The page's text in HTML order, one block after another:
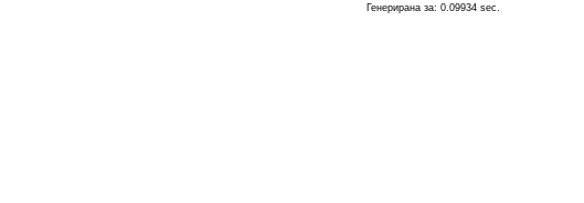
Генерирана за: 0.09934 sec.